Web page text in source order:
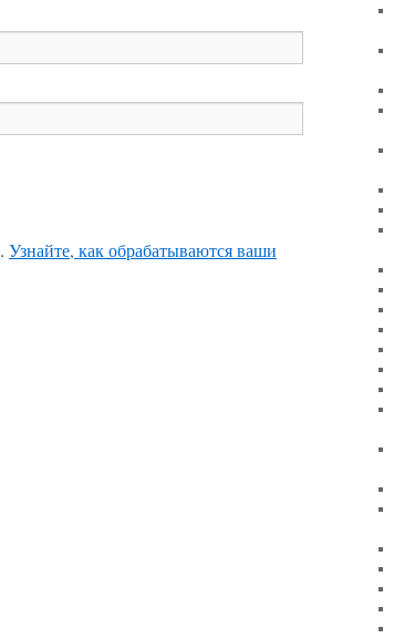
Узнайте, как обрабатываются ваши